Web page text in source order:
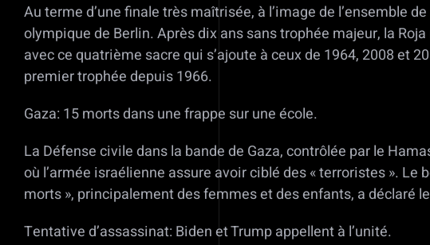
Au terme d’une finale très maîtrisée, à l’image de l’ensemble
olympique de Berlin. Après dix ans sans trophée majeur, la
avec ce quatrième sacre qui s’ajoute à ceux de 1964, 2008 et
premier trophée depuis 1966.
Gaza: 15 morts dans une frappe sur une école.
La Défense civile dans la bande de Gaza, contrôlée par le
où l’armée israélienne assure avoir ciblé des « terroristes ».
morts », principalement des femmes et des enfants, a déclaré
Tentative d’assassinat: Biden et Trump appellent à l’unité.